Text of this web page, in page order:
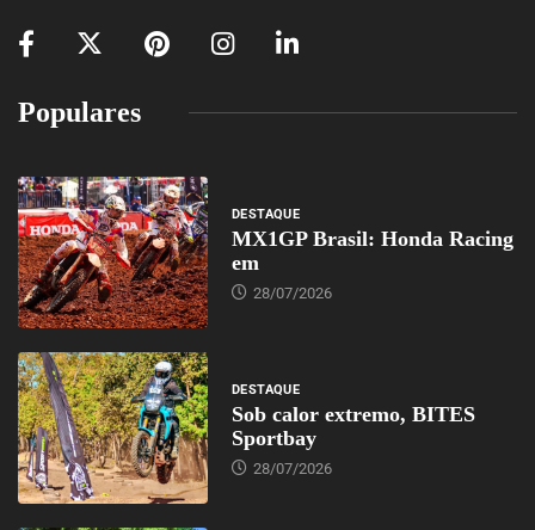
Populares
DESTAQUE
MX1GP Brasil: Honda Racing
em
28/07/2026
DESTAQUE
Sob calor extremo, BITES
Sportbay
28/07/2026